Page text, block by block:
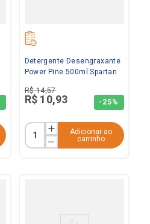
Detergente Desengraxante
Power Pine 500ml Spartan
R$ 14,57
R$ 10,93 - 25%
Adicionar ao
carrinho